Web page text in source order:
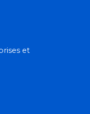
et